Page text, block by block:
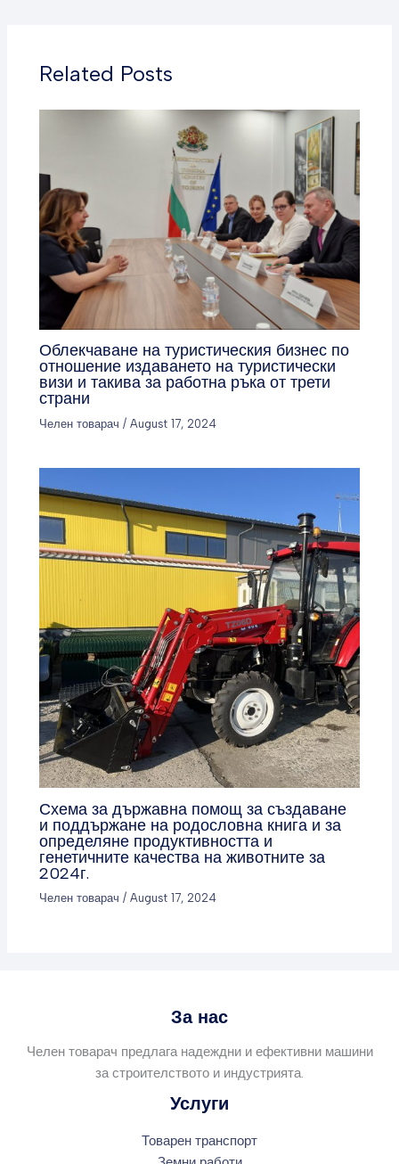
Related Posts
Облекчаване на туристическия бизнес по
отношение издаването на туристически
визи и такива за работна ръка от трети
страни
Челен товарач /August 17, 2024
Схема за държавна помощ за създаване
и поддържане на родословна книга и за
определяне продуктивността и
генетичните качества на животните за
2024г.
Челен товарач /August 17, 2024
За нас
Челен товарач предлага надеждни и ефективни машини
за строителството и индустрията.
Услуги
Товарен транспорт